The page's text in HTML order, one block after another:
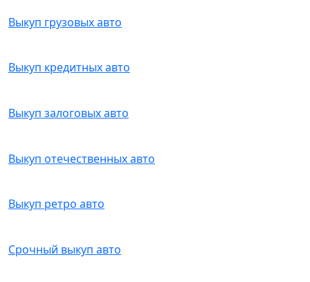
Выкуп грузовых авто
Выкуп кредитных авто
Выкуп залоговых авто
Выкуп отечественных авто
Выкуп ретро авто
Срочный выкуп авто